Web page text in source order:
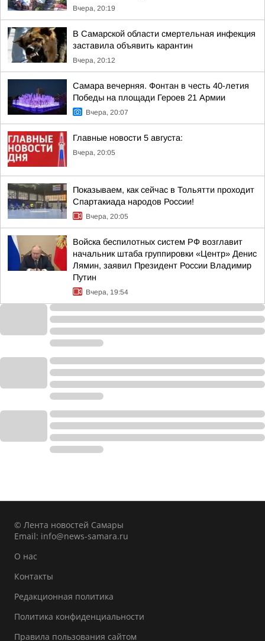
Вчера, 20:19
В Самарской области смертельная инфекция
заставила объявить карантин
Вчера, 20:12
Самара вечерняя. Фонтан в честь 40-летия
Победы на площади Героев 21 Армии
Вчера, 20:07
Главные новости 5 августа:
Вчера, 20:05
Показываем, как сейчас в Тольятти проходит
Спартакиада народов России!
Вчера, 20:05
Войска беспилотных систем РФ возглавит
начальник штаба группировки «Центр» Денис
Лямин, заявил Президент России Владимир
Путин
Вчера, 19:54
© Лента новостей Самары
Email: info@news-samara.ru
О нас
Контакты
Редакционная политика
Политика конфиденциальности
Правила пользования сайтом